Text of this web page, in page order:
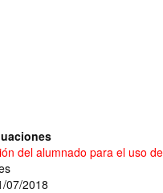
del alumnado para el uso
07/2018